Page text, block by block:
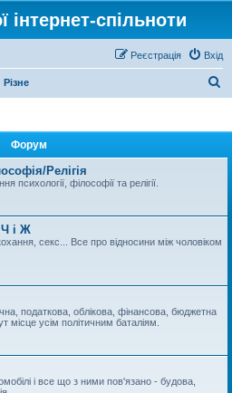
спільноти
Вхід
Реєстрація
Різне
Форум
Релігія
психології, філософії та релігії.
Ч і Ж
секс... Все про відносини між чоловіком
податкова, облікова, фінансова, бюджетна
місце усім політичним баталіям.
і все що з ними пов'язано - будова,